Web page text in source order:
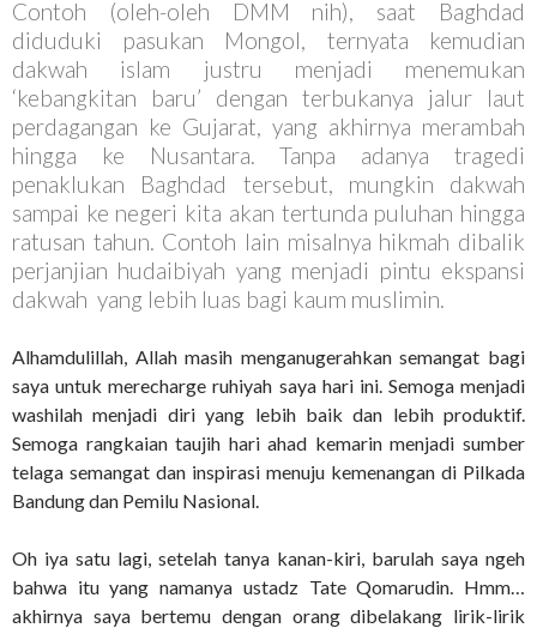
Contoh (oleh-oleh DMM nih), saat Baghdad
diduduki pasukan Mongol, ternyata kemudian
dakwah islam justru menjadi menemukan
‘kebangkitan baru’ dengan terbukanya jalur laut
perdagangan ke Gujarat, yang akhirnya merambah
hingga ke Nusantara. Tanpa adanya tragedi
penaklukan Baghdad tersebut, mungkin dakwah
sampai ke negeri kita akan tertunda puluhan hingga
ratusan tahun. Contoh lain misalnya hikmah dibalik
perjanjian hudaibiyah yang menjadi pintu ekspansi
dakwah yang lebih luas bagi kaum muslimin.
Alhamdulillah, Allah masih menganugerahkan semangat bagi
saya untuk merecharge ruhiyah saya hari ini. Semoga menjadi
washilah menjadi diri yang lebih baik dan lebih produktif.
Semoga rangkaian taujih hari ahad kemarin menjadi sumber
telaga semangat dan inspirasi menuju kemenangan di Pilkada
Bandung dan Pemilu Nasional.
Oh iya satu lagi, setelah tanya kanan-kiri, barulah saya ngeh
bahwa itu yang namanya ustadz Tate Qomarudin. Hmm…
akhirnya saya bertemu dengan orang dibelakang lirik-lirik